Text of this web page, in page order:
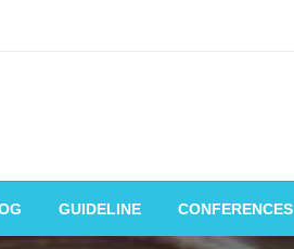
GUIDELINE CONFERENCES